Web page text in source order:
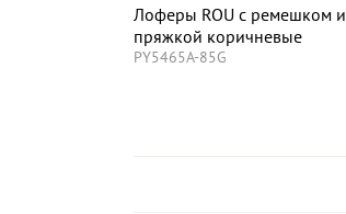
Лоферы ROU с ремешком и
пряжкой коричневые
PY5465A-85G